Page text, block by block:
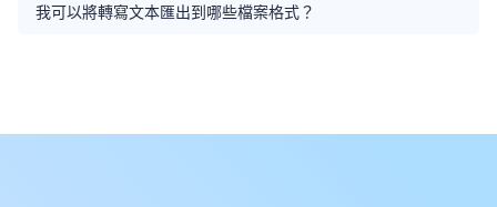
我可以將轉寫文本匯出到哪些檔案格式？